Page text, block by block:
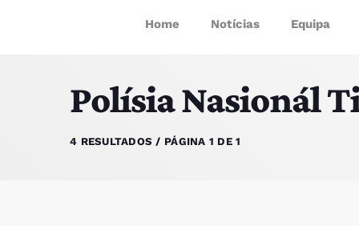
Home Notícias Equipa
Polísia Nasionál
4 RESULTADOS / PÁGINA 1 DE 1